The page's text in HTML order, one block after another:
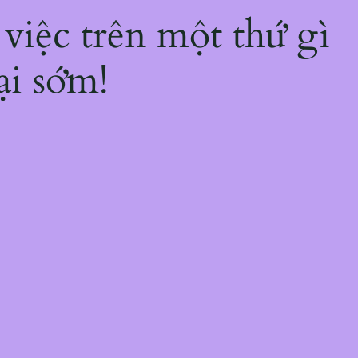
trên một thứ gì
sớm!